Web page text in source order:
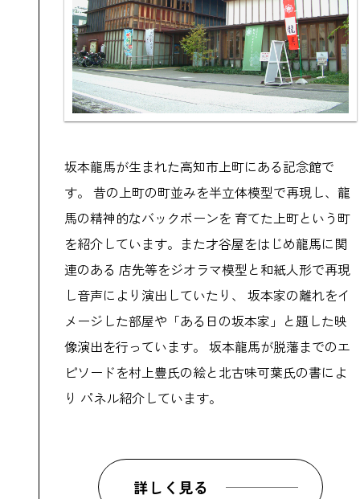
坂本龍馬が生まれた高知市上町にある記念館で
す。 昔の上町の町並みを半立体模型で再現し、龍
馬の精神的なバックボーンを 育てた上町という町
を紹介しています。また才谷屋をはじめ龍馬に関
連のある 店先等をジオラマ模型と和紙人形で再現
し音声により演出していたり、 坂本家の離れをイ
メージした部屋や「ある日の坂本家」と題した映
像演出を行っています。 坂本龍馬が脱藩までのエ
ピソードを村上豊氏の絵と北古味可葉氏の書によ
り パネル紹介しています。
詳しく見る